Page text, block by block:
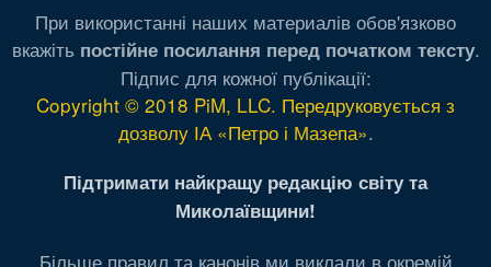
При використанні наших материалів обов'язково
вкажіть постійне посилання перед початком тексту.
Підпис для кожної публікації:
Copyright © 2018 PiM, LLC. Передруковується з
дозволу ІА «Петро і Мазепа».
Підтримати найкращу редакцію світу та
Миколаївщини!
Більше правил та канонів ми виклали в окремій